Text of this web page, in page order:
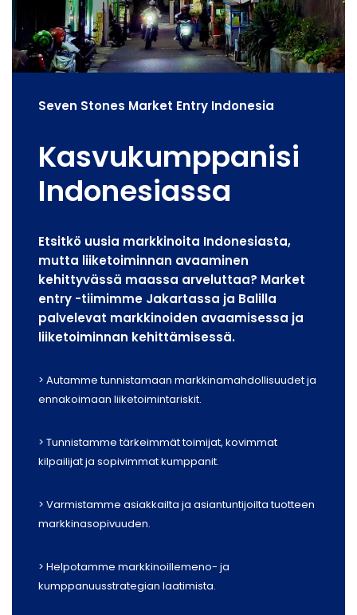
Seven Stones Market Entry Indonesia
Kasvukumppanisi
Indonesiassa
Etsitkö uusia markkinoita Indonesiasta,
mutta liiketoiminnan avaaminen
kehittyvässä maassa arveluttaa? Market
entry -tiimimme Jakartassa ja Balilla
palvelevat markkinoiden avaamisessa ja
liiketoiminnan kehittämisessä.
> Autamme tunnistamaan markkinamahdollisuudet ja
ennakoimaan liiketoimintariskit.
> Tunnistamme tärkeimmät toimijat, kovimmat
kilpailijat ja sopivimmat kumppanit.
> Varmistamme asiakkailta ja asiantuntijoilta tuotteen
markkinasopivuuden.
> Helpotamme markkinoillemeno- ja
kumppanuusstrategian laatimista.